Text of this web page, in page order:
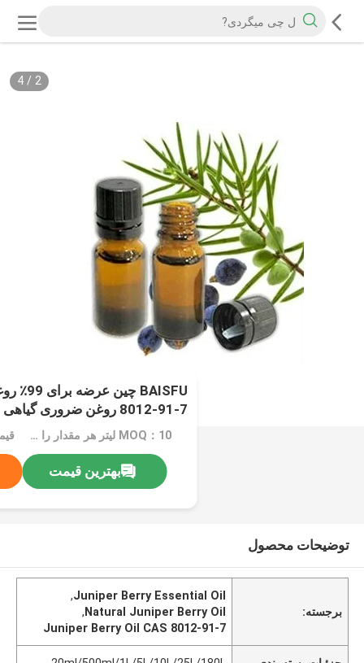
2
/
4
8012-91-7 روغن ضروری گیاهی طبیعی با بهترین قیمت
MOQ：10 لیتر هر مقدار را می توان با توجه به نیاز شما، بسته بندی سفارشی سفارش داد
بهترین قیمت
توضیحات محصول
برجسته:
Juniper Berry Essential Oil
,
Natural Juniper Berry Oil
,
Juniper Berry Oil CAS 8012-91-7